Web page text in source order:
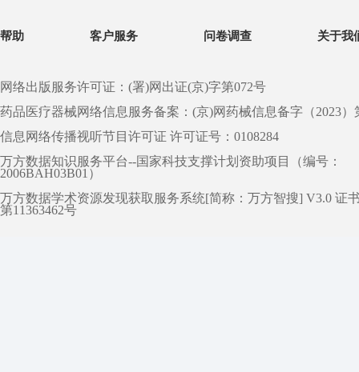
帮助 客户服务 问卷调查 关于我
网络出版服务许可证：(署)网出证(京)字第072号
药品医疗器械网络信息服务备案：(京)网药械信息备字（2023）
信息网络传播视听节目许可证 许可证号：0108284
万方数据知识服务平台--国家科技支撑计划资助项目（编号：
2006BAH03B01）
万方数据学术资源发现获取服务系统[简称：万方智搜] V3.0 证
第11363462号